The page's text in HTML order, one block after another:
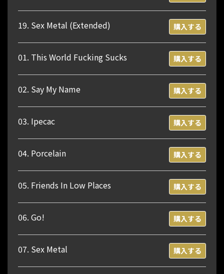
19. Sex Metal (Extended) 購入する
01. This World Fucking Sucks 購入する
02. Say My Name 購入する
03. Ipecac 購入する
04. Porcelain 購入する
05. Friends In Low Places 購入する
06. Go! 購入する
07. Sex Metal 購入する